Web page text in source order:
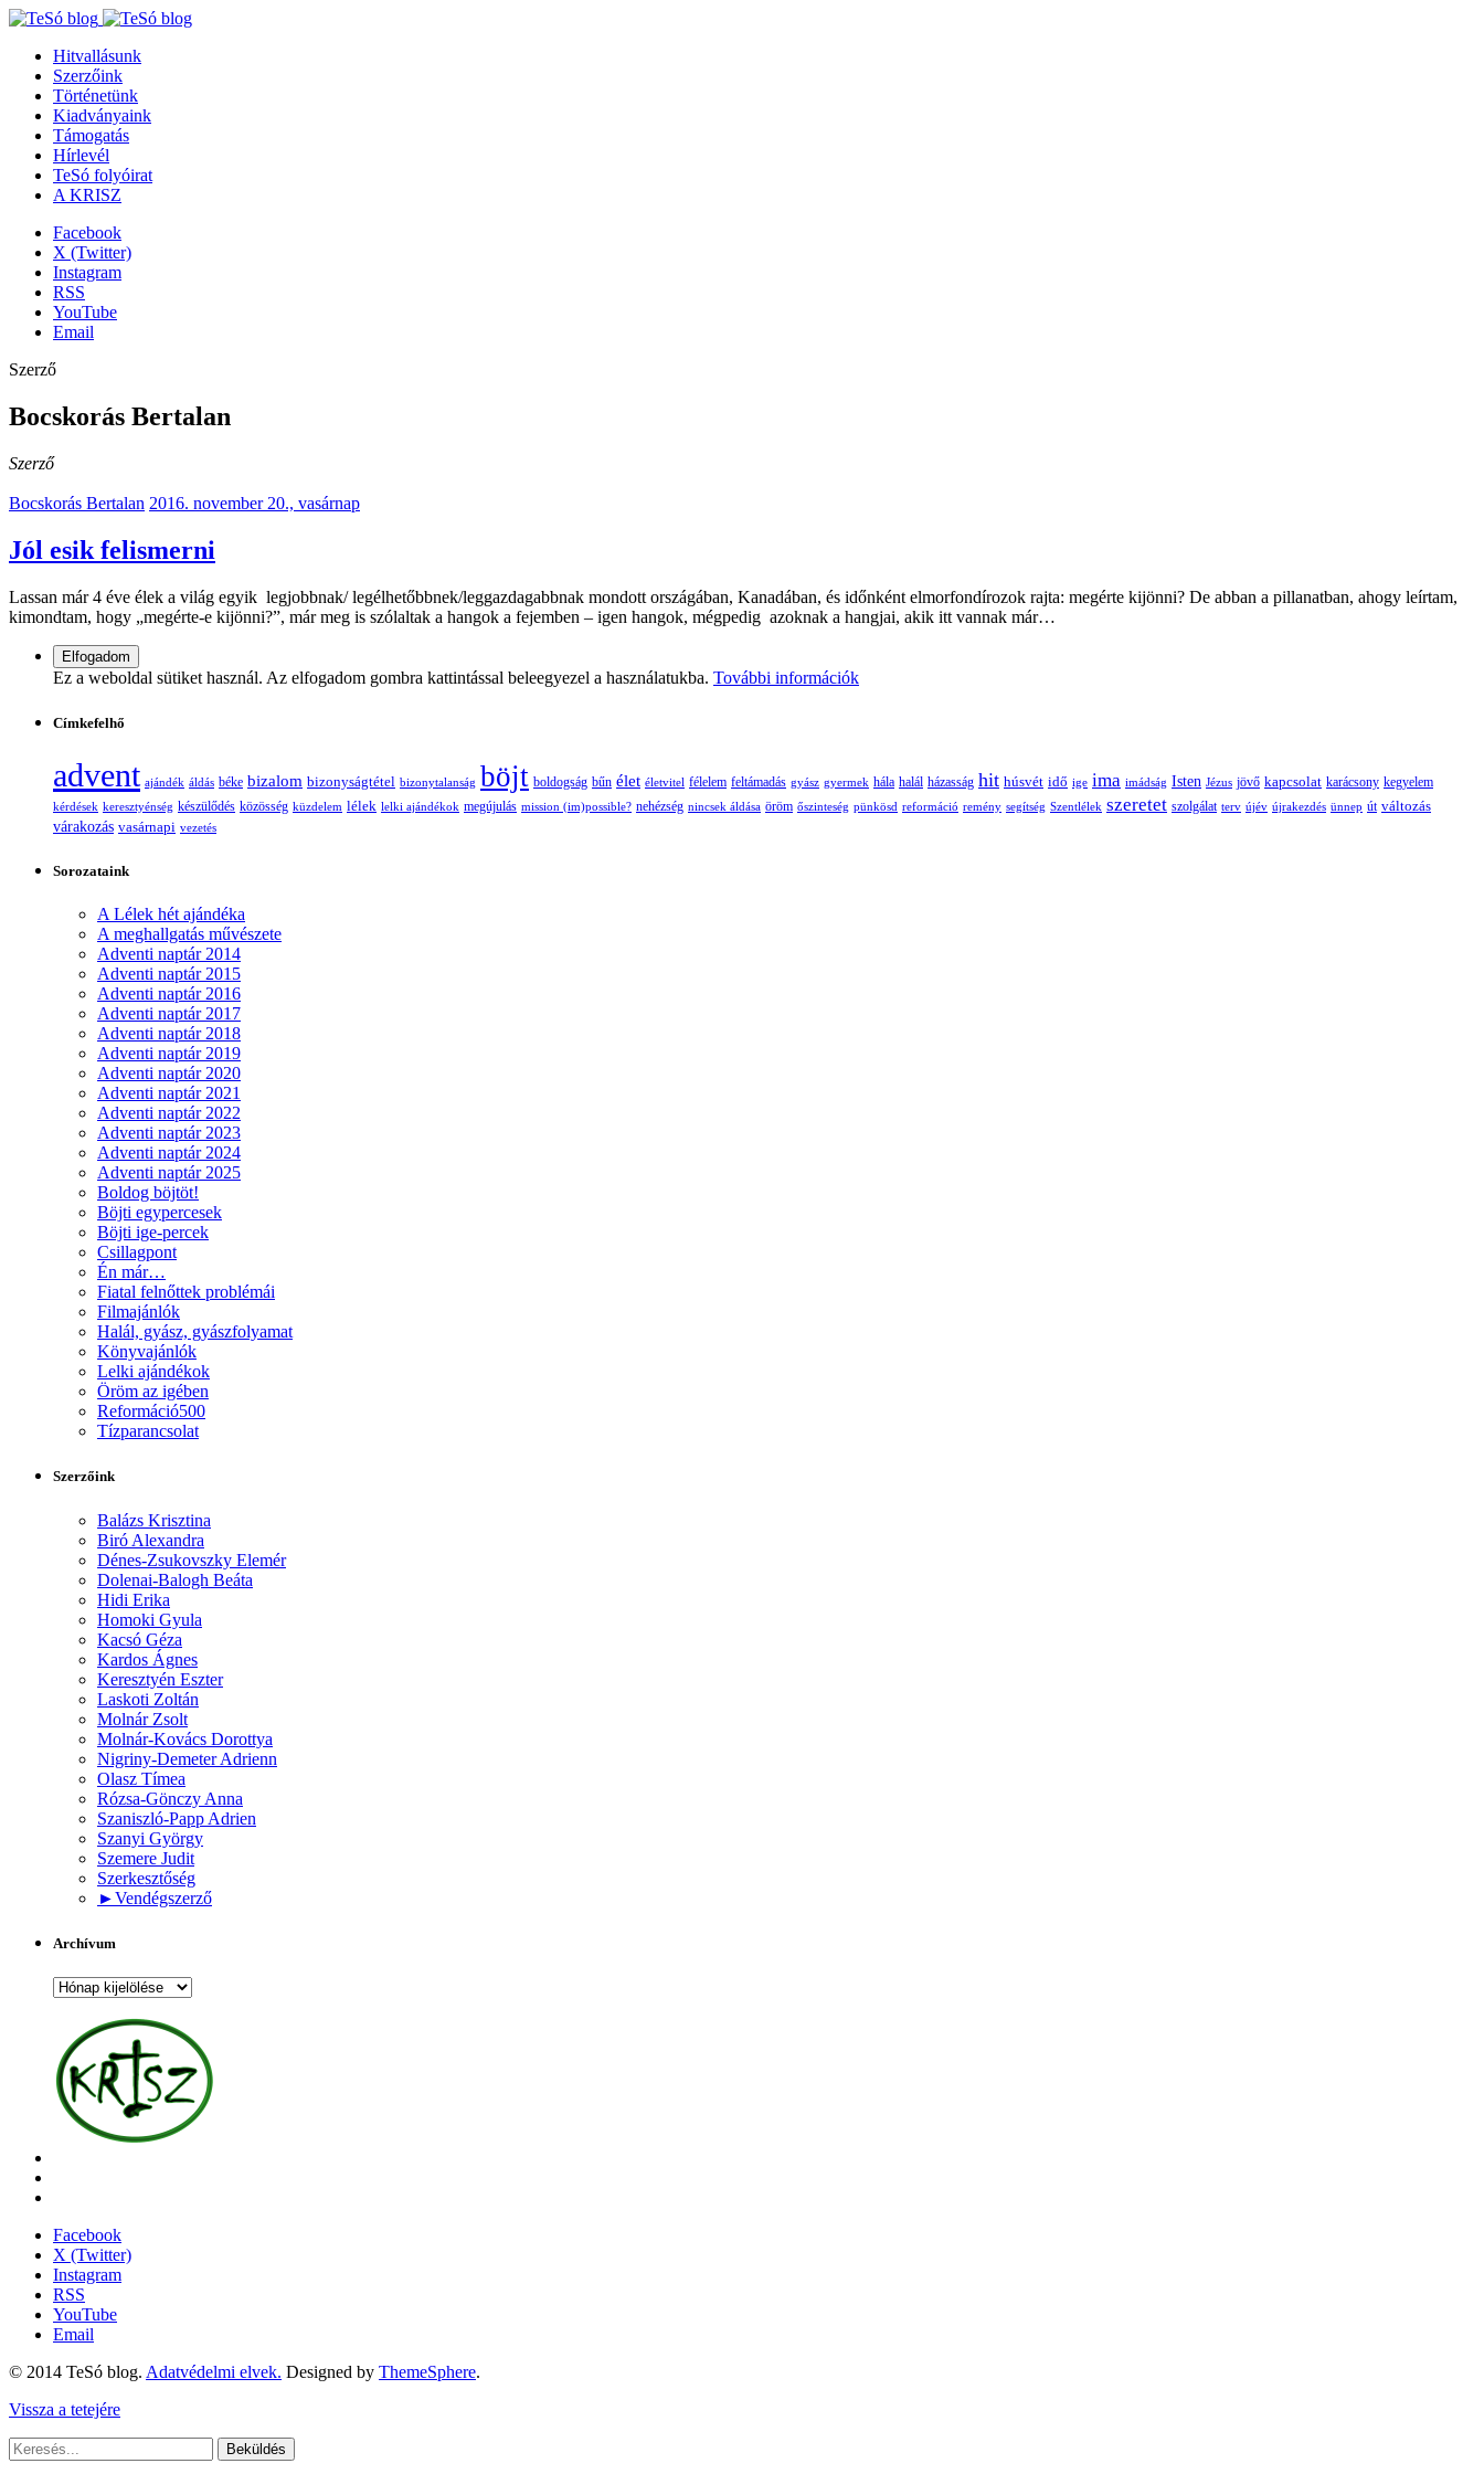
Hitvallásunk
Szerzőink
Történetünk
Kiadványaink
Támogatás
Hírlevél
TeSó folyóirat
A KRISZ
Facebook
X (Twitter)
Instagram
RSS
YouTube
Email
Szerző
Bocskorás Bertalan
Szerző
Bocskorás Bertalan 2016. november 20., vasárnap
Jól esik felismerni
Lassan már 4 éve élek a világ egyik legjobbnak/ legélhetőbbnek/leggazdagabbnak mondott országában, Kanadában, és időnként elmorfondírozok rajta: megérte kijönni? De abban a pillanatban, ahogy leírtam,
kimondtam, hogy „megérte-e kijönni?”, már meg is szólaltak a hangok a fejemben – igen hangok, mégpedig azoknak a hangjai, akik itt vannak már…
Ez a weboldal sütiket használ. Az elfogadom gombra kattintással beleegyezel a használatukba. További információk
Címkefelhő
advent ajándék áldás béke bizalom bizonyságtétel bizonytalanság böjt boldogság bűn élet életvitel félelem feltámadás gyász gyermek hála halál házasság hit húsvét idő ige ima imádság Isten Jézus jövő kapcsolat karácsony kegyelem
kérdések keresztyénség készülődés közösség küzdelem lélek lelki ajándékok megújulás mission (im)possible? nehézség nincsek áldása öröm őszinteség pünkösd reformáció remény segítség Szentlélek szeretet szolgálat terv újév újrakezdés ünnep út változás
várakozás vasárnapi vezetés
Sorozataink
A Lélek hét ajándéka
A meghallgatás művészete
Adventi naptár 2014
Adventi naptár 2015
Adventi naptár 2016
Adventi naptár 2017
Adventi naptár 2018
Adventi naptár 2019
Adventi naptár 2020
Adventi naptár 2021
Adventi naptár 2022
Adventi naptár 2023
Adventi naptár 2024
Adventi naptár 2025
Boldog böjtöt!
Böjti egypercesek
Böjti ige-percek
Csillagpont
Én már…
Fiatal felnőttek problémái
Filmajánlók
Halál, gyász, gyászfolyamat
Könyvajánlók
Lelki ajándékok
Öröm az igében
Reformáció500
Tízparancsolat
Szerzőink
Balázs Krisztina
Biró Alexandra
Dénes-Zsukovszky Elemér
Dolenai-Balogh Beáta
Hidi Erika
Homoki Gyula
Kacsó Géza
Kardos Ágnes
Keresztyén Eszter
Laskoti Zoltán
Molnár Zsolt
Molnár-Kovács Dorottya
Nigriny-Demeter Adrienn
Olasz Tímea
Rózsa-Gönczy Anna
Szaniszló-Papp Adrien
Szanyi György
Szemere Judit
Szerkesztőség
►Vendégszerző
Archívum
Archívum
Facebook
X (Twitter)
Instagram
RSS
YouTube
Email
© 2014 TeSó blog. Adatvédelmi elvek. Designed by ThemeSphere.
Vissza a tetejére
Beküldés